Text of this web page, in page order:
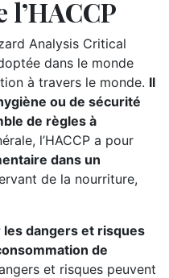
Analysis Critical
dans le monde
à travers le monde. Il
ou de sécurité
de règles à
l’HACCP a pour
dans un
de la nourriture,
les dangers et risques
de
et risques peuvent